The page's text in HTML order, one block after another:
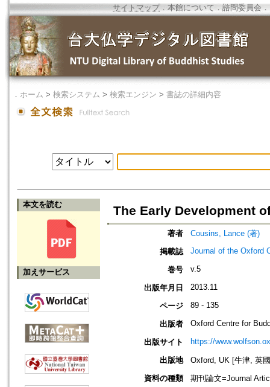
サイトマップ．本館について ． 諮問委員会 ．
． ホーム > 検索システム > 検索エンジン > 書誌の詳細内容
本文を読む
加えサービス
The Early Development
著者
Cousins, Lance (著)
掲載誌
Journal of the Oxford
巻号 v.5
出版年月日 2013.11
ページ 89 - 135
出版者 Oxford Centre for
出版サイト https://
出版地
Oxford, UK [牛津, 英
資料の種類
期刊論文=Journal